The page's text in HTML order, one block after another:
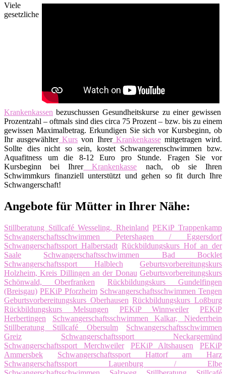
Viele
gesetzliche
Krankenkassen bezuschussen Gesundheitskurse zu einer gewissen
Prozentzahl – oftmals sind dies circa 75 Prozent – bzw. bis zu einem
gewissen Maximalbetrag. Erkundigen Sie sich vor Kursbeginn, ob
Ihr ausgewählterKurs von IhrerKrankenkassemitgetragen wird.
Sollte dies nicht so sein, kostet Schwangerenschwimmen bzw.
Aquafitness um die 8-12 Euro pro Stunde. Fragen Sie vor
Kursbeginn bei IhrerKrankenkasse nach, ob sie Ihren
Schwimmkurs finanziell unterstützt und gehen so fit durch Ihre
Schwangerschaft!
Angebote für Mütter in Ihrer Nähe:
Stillberatung Stillcafé Wesseling, Rheinland PEKiP Trappenkamp
Schwangerschaftsschwimmen Petershagen / Eggersdorf
Schwangerschaftssport Halberstadt Rückbildungskurs Hof an der
Saale
Schwangerschaftsschwimmen Bad Bocklet
Schwangerschaftssport Halblech
Geburtsvorbereitungskurs
Holzheim, Kreis Dillingen an der Donau Geburtsvorbereitungskurs
Schönwald, Oberfranken
Rückbildungskurs Gundelfingen
(Breisgau) PEKiP Pforzheim Schwangerschaftsschwimmen Tengen
Geburtsvorbereitungskurs Oberhausen Rückbildungskurs Loßburg
Rückbildungskurs Melsungen
PEKiP Winnweiler
PEKiP
Herbertingen
Schwangerschaftsschwimmen Kalkar, Niederrhein
Stillberatung Stillcafé Obersulm
Schwangerschaftsschwimmen
Greiz
Schwangerschaftssport Neckargemünd
Schwangerschaftssport Merchweiler
PEKiP Altshausen
PEKiP
Ammersbek
Schwangerschaftssport Hattorf am Harz
Schwangerschaftssport Lauenburg / Elbe